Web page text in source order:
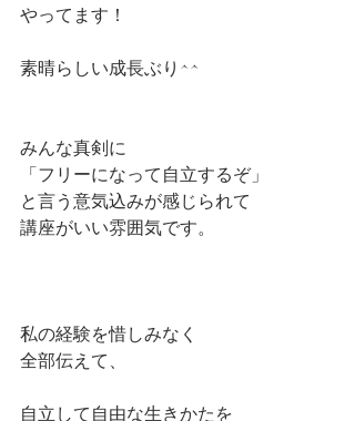
やってます！
素晴らしい成長ぶり^^
みんな真剣に
「フリーになって自立するぞ」
と言う意気込みが感じられて
講座がいい雰囲気です。
私の経験を惜しみなく
全部伝えて、
自立して自由な生きかたを